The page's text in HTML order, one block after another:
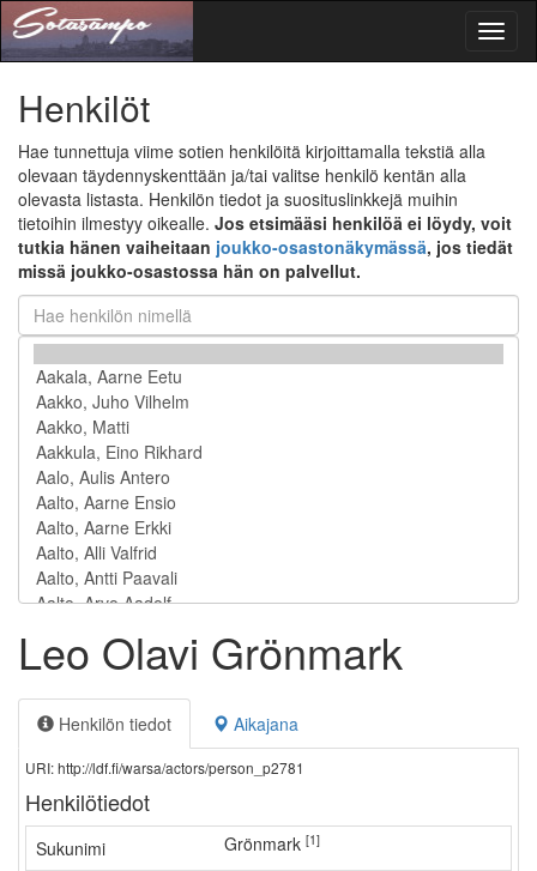
Henkilöt
Hae tunnettuja viime sotien henkilöitä kirjoittamalla tekstiä alla
olevaan täydennyskenttään ja/tai valitse henkilö kentän alla
olevasta listasta. Henkilön tiedot ja suosituslinkkejä muihin
tietoihin ilmestyy oikealle. Jos etsimääsi henkilöä ei löydy, voit
tutkia hänen vaiheitaan joukko-osastonäkymässä, jos tiedät
missä joukko-osastossa hän on palvellut.
Leo Olavi Grönmark
Henkilön tiedot Aikajana
URI: http://ldf.fi/warsa/actors/person_p2781
Henkilötiedot
Sukunimi Grönmark [1]